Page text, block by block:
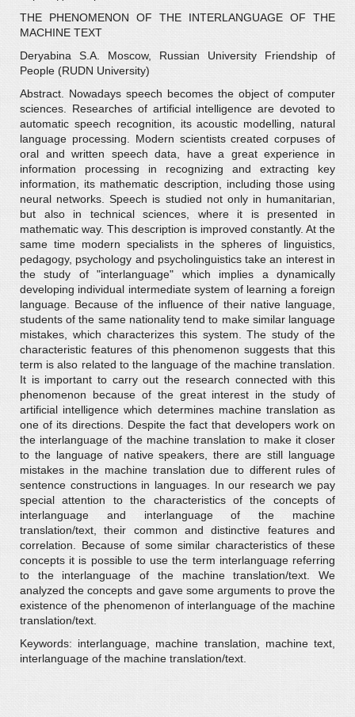
THE PHENOMENON OF THE INTERLANGUAGE OF THE
MACHINE TEXT
Deryabina S.A. Moscow, Russian University Friendship of
People (RUDN University)
Abstract. Nowadays speech becomes the object of computer
sciences. Researches of artificial intelligence are devoted to
automatic speech recognition, its acoustic modelling, natural
language processing. Modern scientists created corpuses of
oral and written speech data, have a great experience in
information processing in recognizing and extracting key
information, its mathematic description, including those using
neural networks. Speech is studied not only in humanitarian,
but also in technical sciences, where it is presented in
mathematic way. This description is improved constantly. At the
same time modern specialists in the spheres of linguistics,
pedagogy, psychology and psycholinguistics take an interest in
the study of "interlanguage" which implies a dynamically
developing individual intermediate system of learning a foreign
language. Because of the influence of their native language,
students of the same nationality tend to make similar language
mistakes, which characterizes this system. The study of the
characteristic features of this phenomenon suggests that this
term is also related to the language of the machine translation.
It is important to carry out the research connected with this
phenomenon because of the great interest in the study of
artificial intelligence which determines machine translation as
one of its directions. Despite the fact that developers work on
the interlanguage of the machine translation to make it closer
to the language of native speakers, there are still language
mistakes in the machine translation due to different rules of
sentence constructions in languages. In our research we pay
special attention to the characteristics of the concepts of
interlanguage and interlanguage of the machine
translation/text, their common and distinctive features and
correlation. Because of some similar characteristics of these
concepts it is possible to use the term interlanguage referring
to the interlanguage of the machine translation/text. We
analyzed the concepts and gave some arguments to prove the
existence of the phenomenon of interlanguage of the machine
translation/text.
Keywords: interlanguage, machine translation, machine text,
interlanguage of the machine translation/text.